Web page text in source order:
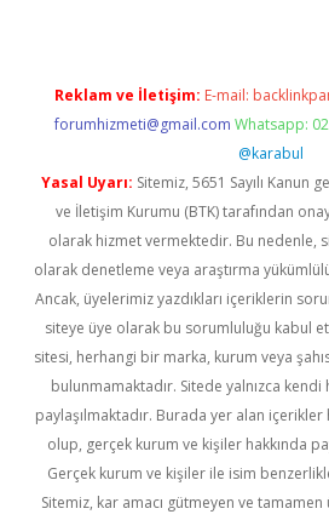
Reklam ve İletişim: E-mail:
forumhizmeti@gmail.com Whatsapp:
@karabul
Yasal Uyarı: Sitemiz, 5651 Sayılı Kanun
ve İletişim Kurumu (BTK) tarafından
olarak hizmet vermektedir. Bu nedenle,
olarak denetleme veya araştırma
Ancak, üyelerimiz yazdıkları içeriklerin
siteye üye olarak bu sorumluluğu kabul
sitesi, herhangi bir marka, kurum veya
bulunmamaktadır. Sitede yalnızca kendi
paylaşılmaktadır. Burada yer alan
olup, gerçek kurum ve kişiler hakkında
Gerçek kurum ve kişiler ile isim
Sitemiz, kar amacı gütmeyen ve